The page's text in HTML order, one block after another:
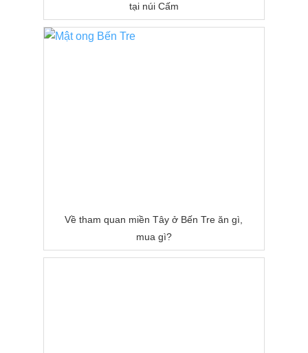
tại núi Cấm
Về tham quan miền Tây ở Bến Tre ăn gì,
mua gì?